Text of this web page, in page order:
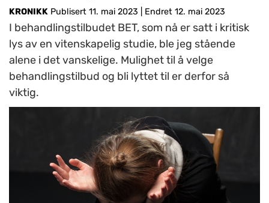
KRONIKK Publisert 11. mai 2023 Endret 12. mai 2023
I behandlingstilbudet BET, som nå er satt i kritisk
lys av en vitenskapelig studie, ble jeg stående
alene i det vanskelige. Mulighet til å velge
behandlingstilbud og bli lyttet til er derfor så
viktig.